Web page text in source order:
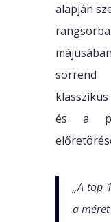
alapján
és a
„A top
a